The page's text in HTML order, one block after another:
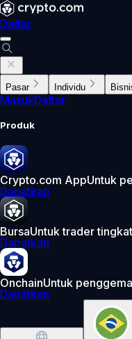
Daftar
Pasar Individu
MasukDaftar
Produk
Crypto.com AppUntuk
Dapatkan
BursaUntuk trader
Dapatkan
OnchainUntuk
Dapatkan